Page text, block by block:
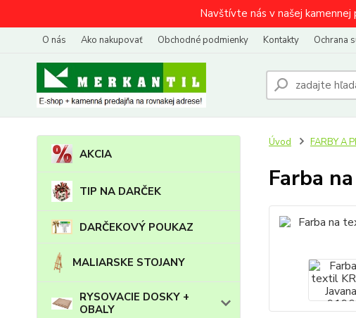
Navštívte nás v našej
O nás Ako nakupovať Obchodné podmienky Kontakty Ochrana
AKCIA
TIP NA DARČEK
DARČEKOVÝ POUKAZ
MALIARSKE STOJANY
RYSOVACIE DOSKY +
OBALY
Úvod FARBY A
Farba